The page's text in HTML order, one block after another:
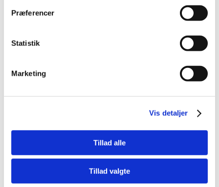
Præferencer
Statistik
Marketing
Vis detaljer
Tillad alle
Tillad valgte
FLERE VARIANTER
Vis mere
Tajima Top Conve, kl. 1
Vis mere